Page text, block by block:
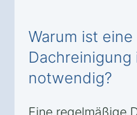
Warum ist eine
notwendig?